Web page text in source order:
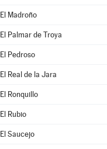
El Madroño
El Palmar de Troya
El Pedroso
El Real de la Jara
El Ronquillo
El Rubio
El Saucejo